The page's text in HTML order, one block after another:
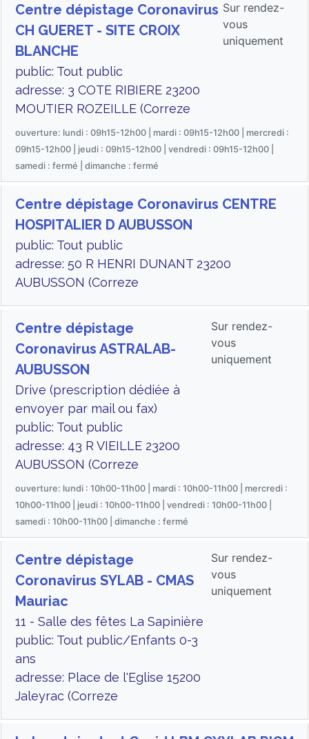
Centre dépistage Coronavirus
CH GUERET - SITE CROIX
BLANCHE
public: Tout public
adresse: 3 COTE RIBIERE 23200
MOUTIER ROZEILLE (Correze
Sur rendez-
vous
uniquement
ouverture: lundi : 09h15-12h00 | mardi : 09h15-12h00 | mercredi :
09h15-12h00 | jeudi : 09h15-12h00 | vendredi : 09h15-12h00 |
samedi : fermé | dimanche : fermé
Centre dépistage Coronavirus CENTRE
HOSPITALIER D AUBUSSON
public: Tout public
adresse: 50 R HENRI DUNANT 23200
AUBUSSON (Correze
Centre dépistage
Coronavirus ASTRALAB-
AUBUSSON
Drive (prescription dédiée à
envoyer par mail ou fax)
public: Tout public
adresse: 43 R VIEILLE 23200
AUBUSSON (Correze
Sur rendez-
vous
uniquement
ouverture: lundi : 10h00-11h00 | mardi : 10h00-11h00 | mercredi :
10h00-11h00 | jeudi : 10h00-11h00 | vendredi : 10h00-11h00 |
samedi : 10h00-11h00 | dimanche : fermé
Centre dépistage
Coronavirus SYLAB - CMAS
Mauriac
11 - Salle des fêtes La Sapinière
public: Tout public/Enfants 0-3
ans
adresse: Place de l'Eglise 15200
Jaleyrac (Correze
Sur rendez-
vous
uniquement